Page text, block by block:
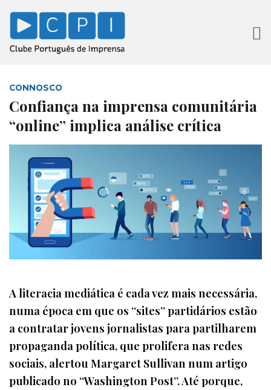
CONNOSCO
Confiança na imprensa comunitária
“online” implica análise crítica
A literacia mediática é cada vez mais necessária,
numa época em que os “sites” partidários estão
a contratar jovens jornalistas para partilharem
propaganda política, que prolifera nas redes
sociais, alertou Margaret Sullivan num artigo
publicado no “Washington Post”. Até porque,